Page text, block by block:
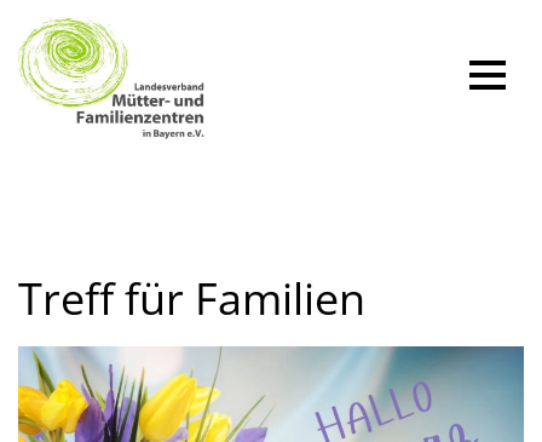
Zum
Inhalt
springen
Treff für Familien